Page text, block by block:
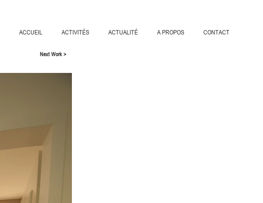
ACCUEIL ACTIVITÉS ACTUALITÉ A PROPOS CONTACT
Next Work >
ACCUEIL ACTIVITÉS ACTUALITÉ